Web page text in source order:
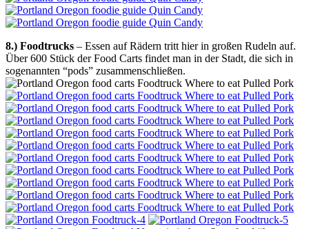
8.) Foodtrucks – Essen auf Rädern tritt hier in großen Rudeln auf.
Über 600 Stück der Food Carts findet man in der Stadt, die sich in
sogenannten “pods” zusammenschließen.